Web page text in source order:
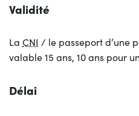
Validité
La CNI / le passeport d’une
valable 15 ans, 10 ans pour
Délai